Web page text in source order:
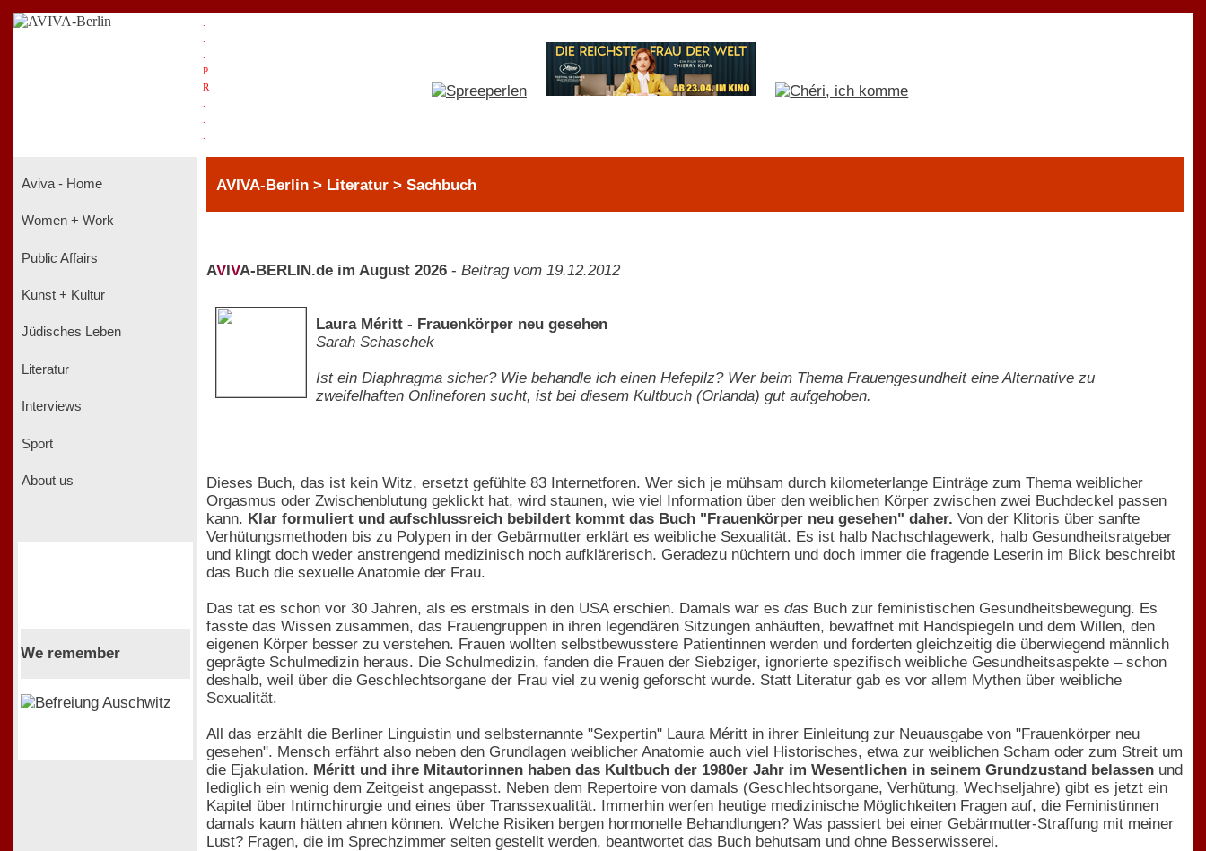
P
R
Aviva - Home
Women + Work
Public Affairs
Kunst + Kultur
Jüdisches Leben
Literatur
Interviews
Sport
About us
We remember
AVIVA-Berlin > Literatur > Sachbuch
AV VA-BERLIN.de im August 2026 - Beitrag vom 19.12.2012
Laura Méritt - Frauenkörper neu gesehen
Sarah Schaschek
Ist ein Diaphragma sicher? Wie behandle ich einen Hefepilz? Wer beim Thema Frauengesundheit eine Alternative zu
zweifelhaften Onlineforen sucht, ist bei diesem Kultbuch (Orlanda) gut aufgehoben.
Dieses Buch, das ist kein Witz, ersetzt gefühlte 83 Internetforen. Wer sich je mühsam durch kilometerlange Einträge zum Thema weiblicher
Orgasmus oder Zwischenblutung geklickt hat, wird staunen, wie viel Information über den weiblichen Körper zwischen zwei Buchdeckel passen
kann. Klar formuliert und aufschlussreich bebildert kommt das Buch "Frauenkörper neu gesehen" daher. Von der Klitoris über sanfte
Verhütungsmethoden bis zu Polypen in der Gebärmutter erklärt es weibliche Sexualität. Es ist halb Nachschlagewerk, halb Gesundheitsratgeber
und klingt doch weder anstrengend medizinisch noch aufklärerisch. Geradezu nüchtern und doch immer die fragende Leserin im Blick beschreibt
das Buch die sexuelle Anatomie der Frau.
Das tat es schon vor 30 Jahren, als es erstmals in den USA erschien. Damals war es das Buch zur feministischen Gesundheitsbewegung. Es
fasste das Wissen zusammen, das Frauengruppen in ihren legendären Sitzungen anhäuften, bewaffnet mit Handspiegeln und dem Willen, den
eigenen Körper besser zu verstehen. Frauen wollten selbstbewusstere Patientinnen werden und forderten gleichzeitig die überwiegend männlich
geprägte Schulmedizin heraus. Die Schulmedizin, fanden die Frauen der Siebziger, ignorierte spezifisch weibliche Gesundheitsaspekte – schon
deshalb, weil über die Geschlechtsorgane der Frau viel zu wenig geforscht wurde. Statt Literatur gab es vor allem Mythen über weibliche
Sexualität.
All das erzählt die Berliner Linguistin und selbsternannte "Sexpertin" Laura Méritt in ihrer Einleitung zur Neuausgabe von "Frauenkörper neu
gesehen". Mensch erfährt also neben den Grundlagen weiblicher Anatomie auch viel Historisches, etwa zur weiblichen Scham oder zum Streit um
die Ejakulation. Méritt und ihre Mitautorinnen haben das Kultbuch der 1980er Jahr im Wesentlichen in seinem Grundzustand belassen und
lediglich ein wenig dem Zeitgeist angepasst. Neben dem Repertoire von damals (Geschlechtsorgane, Verhütung, Wechseljahre) gibt es jetzt ein
Kapitel über Intimchirurgie und eines über Transsexualität. Immerhin werfen heutige medizinische Möglichkeiten Fragen auf, die Feministinnen
damals kaum hätten ahnen können. Welche Risiken bergen hormonelle Behandlungen? Was passiert bei einer Gebärmutter-Straffung mit meiner
Lust? Fragen, die im Sprechzimmer selten gestellt werden, beantwortet das Buch behutsam und ohne Besserwisserei.